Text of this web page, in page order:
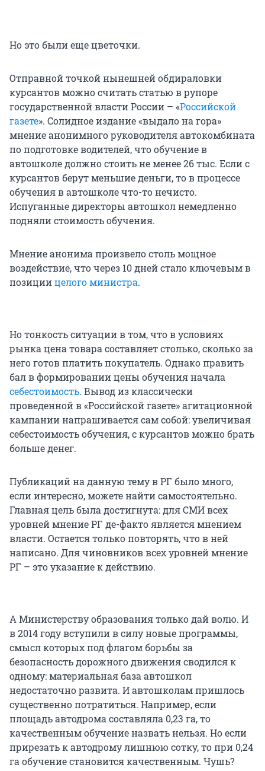
Но это были еще цветочки.
Отправной точкой нынешней обдираловки
курсантов можно считать статью в рупоре
государственной власти России – «Российской
газете». Солидное издание «выдало на гора»
мнение анонимного руководителя автокомбината
по подготовке водителей, что обучение в
автошколе должно стоить не менее 26 тыс. Если с
курсантов берут меньшие деньги, то в процессе
обучения в автошколе что-то нечисто.
Испуганные директоры автошкол немедленно
подняли стоимость обучения.
Мнение анонима произвело столь мощное
воздействие, что через 10 дней стало ключевым в
позициицелого министра.
Но тонкость ситуации в том, что в условиях
рынка цена товара составляет столько, сколько за
него готов платить покупатель. Однако править
бал в формировании цены обучения начала
себестоимость. Вывод из классически
проведенной в «Российской газете» агитационной
кампании напрашивается сам собой: увеличивая
себестоимость обучения, с курсантов можно брать
больше денег.
Публикаций на данную тему в РГ было много,
если интересно, можете найти самостоятельно.
Главная цель была достигнута: для СМИ всех
уровней мнение РГ де-факто является мнением
власти. Остается только повторять, что в ней
написано. Для чиновников всех уровней мнение
РГ – это указание к действию.
А Министерству образования только дай волю. И
в 2014 году вступили в силу новые программы,
смысл которых под флагом борьбы за
безопасность дорожного движения сводился к
одному: материальная база автошкол
недостаточно развита. И автошколам пришлось
существенно потратиться. Например, если
площадь автодрома составляла 0,23 га, то
качественным обучение назвать нельзя. Но если
прирезать к автодрому лишнюю сотку, то при 0,24
га обучение становится качественным. Чушь?